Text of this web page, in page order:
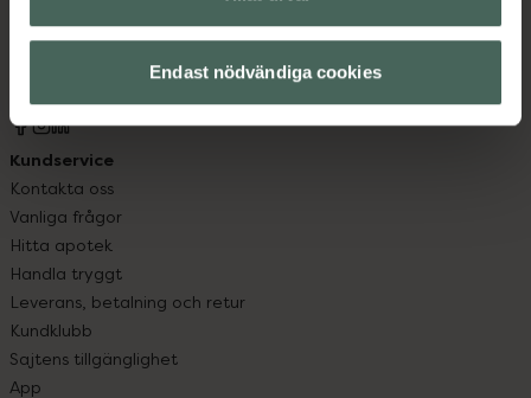
Endast nödvändiga cookies
syd till Lappland i norr, och online i mobilen och på
datorn. Oavsett vem du är så är det vårt uppdrag att
hjälpa just dig att må lite bättre. Välkommen att prata
med oss.
Kundservice
Kontakta oss
Vanliga frågor
Hitta apotek
Handla tryggt
Leverans, betalning och retur
Kundklubb
Sajtens tillgänglighet
App